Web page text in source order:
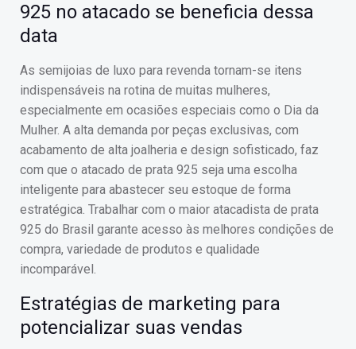
925 no atacado se beneficia dessa
data
As semijoias de luxo para revenda tornam-se itens
indispensáveis na rotina de muitas mulheres,
especialmente em ocasiões especiais como o Dia da
Mulher. A alta demanda por peças exclusivas, com
acabamento de alta joalheria e design sofisticado, faz
com que o atacado de prata 925 seja uma escolha
inteligente para abastecer seu estoque de forma
estratégica. Trabalhar com o maior atacadista de prata
925 do Brasil garante acesso às melhores condições de
compra, variedade de produtos e qualidade
incomparável.
Estratégias de marketing para
potencializar suas vendas